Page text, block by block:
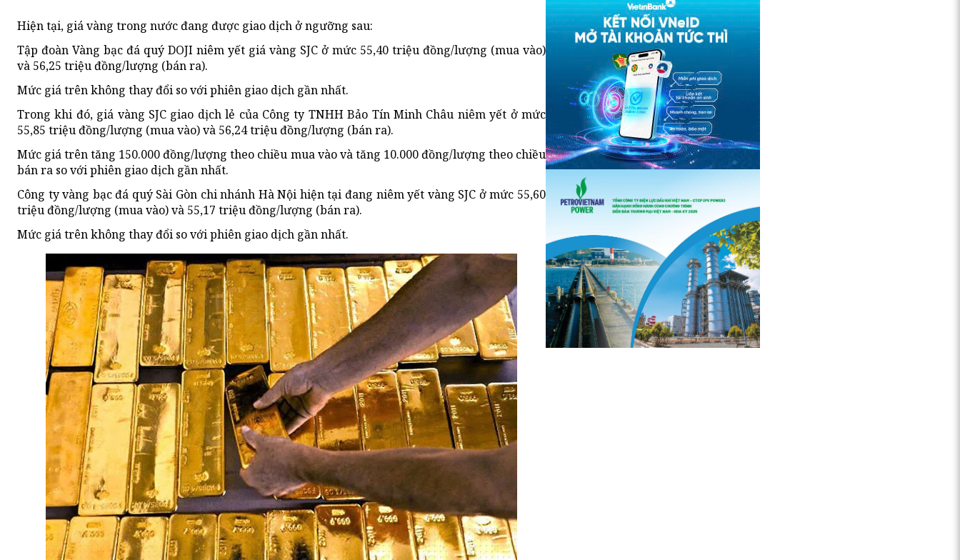
Hiện tại, giá vàng trong nước đang được giao dịch ở ngưỡng sau:
Tập đoàn Vàng bạc đá quý DOJI niêm yết giá vàng SJC ở mức 55,40 triệu đồng/lượng (mua vào)
và 56,25 triệu đồng/lượng (bán ra).
Mức giá trên không thay đổi so với phiên giao dịch gần nhất.
Trong khi đó, giá vàng SJC giao dịch lẻ của Công ty TNHH Bảo Tín Minh Châu niêm yết ở mức
55,85 triệu đồng/lượng (mua vào) và 56,24 triệu đồng/lượng (bán ra).
Mức giá trên tăng 150.000 đồng/lượng theo chiều mua vào và tăng 10.000 đồng/lượng theo chiều
bán ra so với phiên giao dịch gần nhất.
Công ty vàng bạc đá quý Sài Gòn chi nhánh Hà Nội hiện tại đang niêm yết vàng SJC ở mức 55,60
triệu đồng/lượng (mua vào) và 55,17 triệu đồng/lượng (bán ra).
Mức giá trên không thay đổi so với phiên giao dịch gần nhất.